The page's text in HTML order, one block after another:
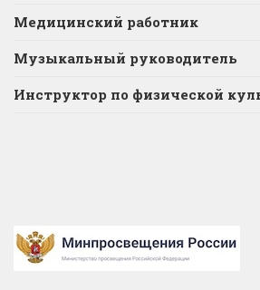
Медицинский работник
Музыкальный руководитель
Инструктор по физической